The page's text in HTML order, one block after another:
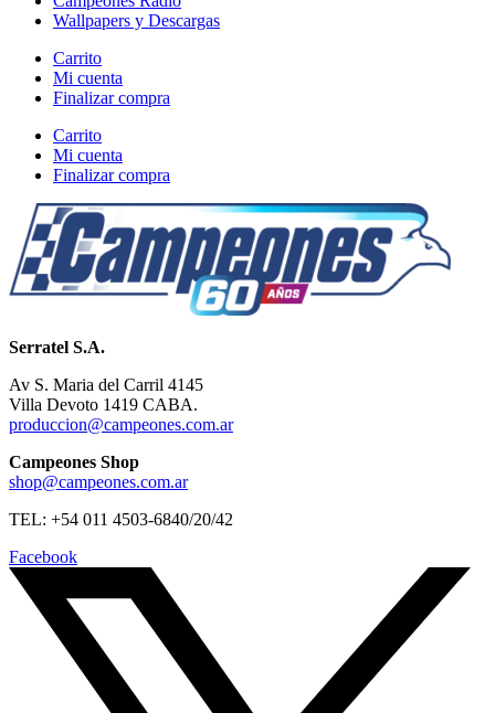
Wallpapers y Descargas
Carrito
Mi cuenta
Finalizar compra
Carrito
Mi cuenta
Finalizar compra
Serratel S.A.
Av S. Maria del Carril 4145
Villa Devoto 1419 CABA.
produccion@campeones.com.ar
Campeones Shop
shop@campeones.com.ar
TEL: +54 011 4503-6840/20/42
Facebook